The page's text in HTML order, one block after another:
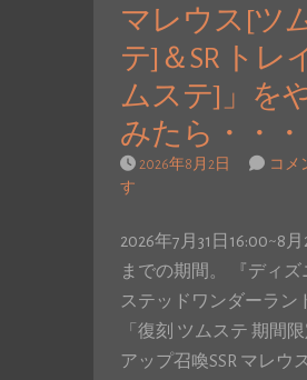
マレウス[ツ
テ]＆SR トレ
ムステ]」を
みたら・・・
2026年8月2日
コメ
す
2026年7月31日16:00~8月
までの期間。 『ディズ
ステッドワンダーラン
「復刻 ツムステ 期間
アップ召喚SSR マレウ